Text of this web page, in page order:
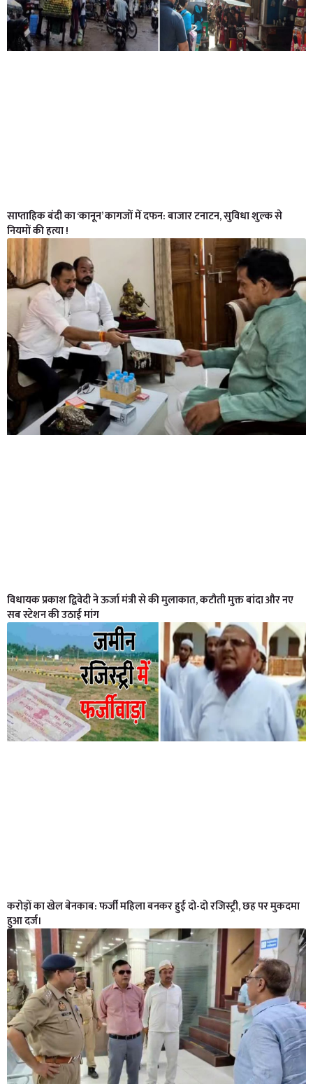
साप्ताहिक बंदी का ‘कानून’ कागजों में दफन: बाजार टनाटन, सुविधा शुल्क से
नियमों की हत्या !
विधायक प्रकाश द्विवेदी ने ऊर्जा मंत्री से की मुलाकात, कटौती मुक्त बांदा और नए
सब स्टेशन की उठाई मांग
करोड़ों का खेल बेनकाब: फर्जी महिला बनकर हुई दो-दो रजिस्ट्री, छह पर मुकदमा
हुआ दर्ज।